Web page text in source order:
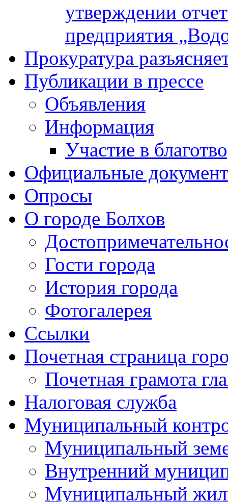
утверждении
предприятия
Прокуратура
Публикации в прессе
Объявления
Информация
Участие в
Официальные
Опросы
О городе Болхов
Гости города
История города
Фотогалерея
Ссылки
Почетная страница
Почетная грамота
Налоговая служба
Муниципальный
Муниципальный
Внутренний
Муниципальный